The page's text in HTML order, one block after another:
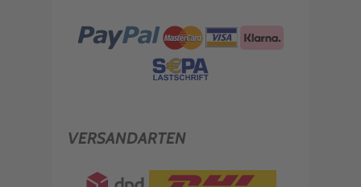
VERSANDARTEN